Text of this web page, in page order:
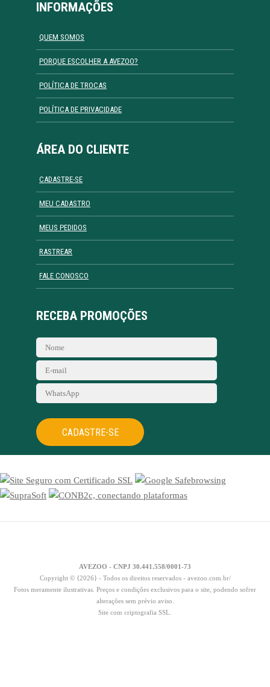
INFORMAÇÕES
QUEM SOMOS
PORQUE ESCOLHER A AVEZOO?
POLÍTICA DE TROCAS
POLÍTICA DE PRIVACIDADE
ÁREA DO CLIENTE
CADASTRE-SE
MEU CADASTRO
MEUS PEDIDOS
RASTREAR
FALE CONOSCO
RECEBA PROMOÇÕES
CADASTRE-SE
AVEZOO - CNPJ 30.441.558/0001-73
Copyright © {2026} - Todos os direitos reservados - avezoo.com.br/
Fotos meramente ilustrativas. Preços e condições exclusivos para o site, podendo sofrer
alterações sem prévio aviso.
Site com criptografia SSL.